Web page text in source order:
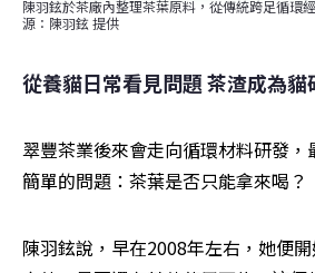
陳羽鉉於茶廠內整理茶葉原料，從傳統跨足循環
源：陳羽鉉 提供
從養貓日常看見問題 茶渣成為貓
翠豐茶業後來會走向循環材料研發
簡單的問題：茶葉是否只能拿來喝？
陳羽鉉說，早在2008年左右，她便